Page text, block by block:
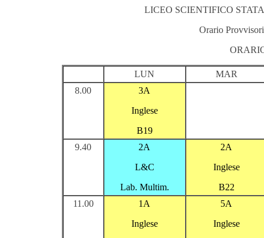
LICEO SCIENTIFICO
Orario
LUN
MAR
8.00
3A
Inglese
B19
9.40
2A
L&C
Lab. Multim.
2A
Inglese
B22
11.00
1A
Inglese
5A
Inglese